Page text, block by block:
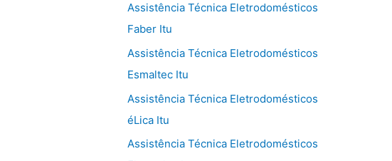
Assistência Técnica Eletrodomésticos
Faber Itu
Assistência Técnica Eletrodomésticos
Esmaltec Itu
Assistência Técnica Eletrodomésticos
éLica Itu
Assistência Técnica Eletrodomésticos